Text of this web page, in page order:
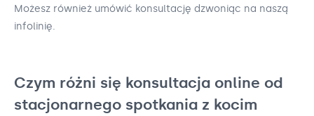
Możesz również umówić konsultację dzwoniąc na naszą
infolinię.
Czym różni się konsultacja online od
stacjonarnego spotkania z kocim